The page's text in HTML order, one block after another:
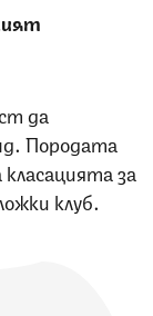
да
Породата
за
клуб.